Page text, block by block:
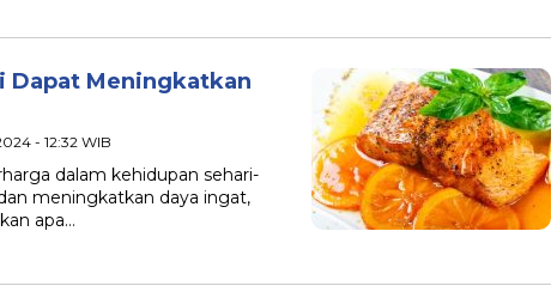
Dapat Meningkatkan
- 12:32 WIB
dalam kehidupan sehari-
meningkatkan daya ingat,
apa…